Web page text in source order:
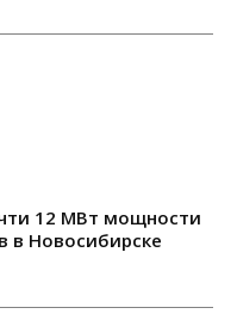
12 МВт мощности
в Новосибирске